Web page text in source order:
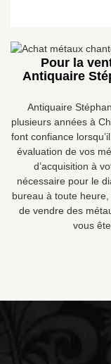
Pour la
Antiquaire
Antiquaire
plusieurs années à
font confiance
évaluation de vos
d’acquisition à
nécessaire pour le
bureau à toute
de vendre des
vous